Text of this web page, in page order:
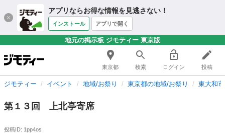
アプリならお得な情報を見逃さない！
インストール アプリで開く
地元の掲示板 ジモティー 東京版
東京都 検索 ログイン 投稿
ジモティー イベント 地域/お祭り 東京都の地域/お祭り 東大和
第１３回 上北亭寄席
投稿ID: 1pp4os